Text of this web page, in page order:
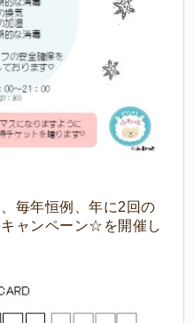
毎年恒例、年に2回の
ャンペーン☆を開催し